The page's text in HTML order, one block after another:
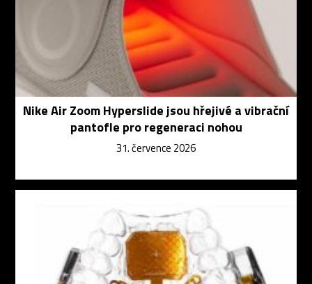
Nike Air Zoom Hyperslide jsou hřejivé a vibrační
pantofle pro regeneraci nohou
31. července 2026